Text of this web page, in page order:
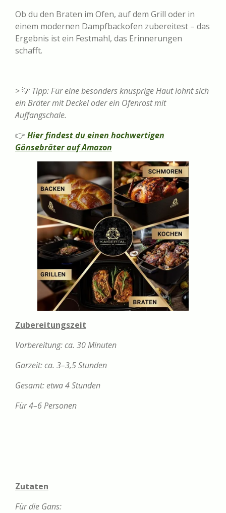
Ob du den Braten im Ofen, auf dem Grill oder in
einem modernen Dampfbackofen zubereitest – das
Ergebnis ist ein Festmahl, das Erinnerungen
schafft.
> 💡 Tipp: Für eine besonders knusprige Haut lohnt sich
ein Bräter mit Deckel oder ein Ofenrost mit
Auffangschale.
👉 Hier findest du einen hochwertigen
Gänsebräter auf Amazon
Zubereitungszeit
Vorbereitung: ca. 30 Minuten
Garzeit: ca. 3–3,5 Stunden
Gesamt: etwa 4 Stunden
Für 4–6 Personen
Zutaten
Für die Gans: